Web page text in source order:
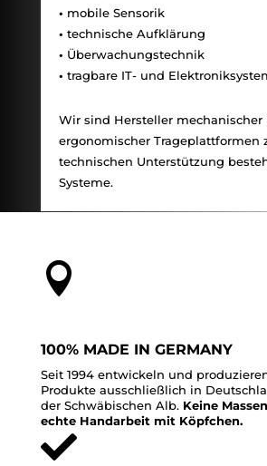
• mobile Sensorik
• technische Aufklärung
• Überwachungstechnik
• tragbare IT- und
Wir sind Hersteller mechanischer
ergonomischer Trageplattformen
technischen Unterstützung
Systeme.

100% MADE IN GERMANY
Seit 1994 entwickeln und
Produkte ausschließlich in
der Schwäbischen Alb. Keine
echte Handarbeit mit Köpfchen.
